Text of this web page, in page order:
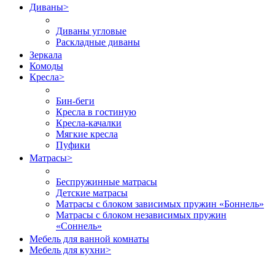
Диваны>
Диваны угловые
Раскладные диваны
Зеркала
Комоды
Кресла>
Бин-беги
Кресла в гостиную
Кресла-качалки
Мягкие кресла
Пуфики
Матрасы>
Беспружинные матрасы
Детские матрасы
Матрасы с блоком зависимых пружин «Боннель»
Матрасы с блоком независимых пружин
«Соннель»
Мебель для ванной комнаты
Мебель для кухни>